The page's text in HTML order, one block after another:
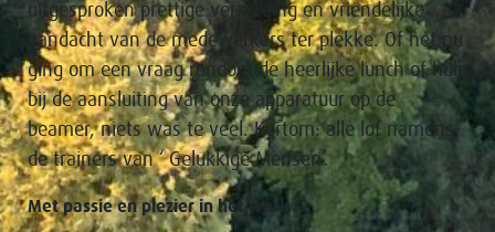
uitgesproken prettige verzorging en vriendelijke
aandacht van de medewerkers ter plekke. Of het nu
ging om een vraag rondom de heerlijke lunch of hulp
bij de aansluiting van onze apparatuur op de
beamer, niets was te veel. Kortom: alle lof namens
de trainers van ‘ Gelukkige Mensen’.
Met passie en plezier in het werk